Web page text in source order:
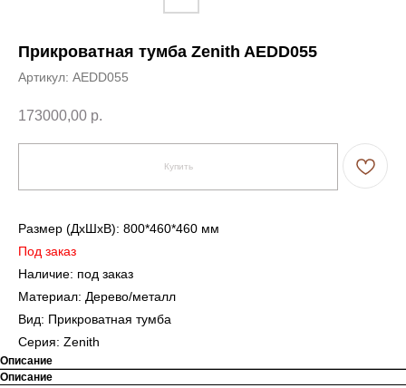
Прикроватная тумба Zenith AEDD055
Артикул: AEDD055
173000,00 р.
Купить
Размер (ДxШxВ): 800*460*460 мм
Под заказ
Наличие: под заказ
Материал: Дерево/металл
Вид: Прикроватная тумба
Серия: Zenith
Описание
Описание